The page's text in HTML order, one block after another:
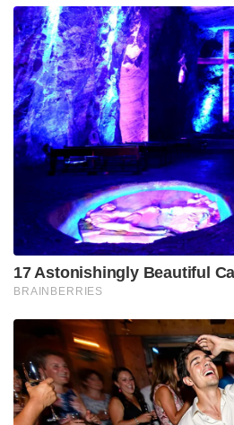
മാത്രം ധരിപ്പിച്ച്
ബെൽറ്റ്, മൊബൈൽ ചാർജർ
ഉപയോഗിച്ച് മർദ്ദിക്കുകയും
ചെയ്തതായാണ് ആരോപണം.
അപമാനവും മൂലമുണ്ടായ
സിദ്ധാർത്ഥനെ
കുടുംബം ആരോപിക്കുന്നു.
ശരീരത്തിലെ മുറിവുകളും
സംശയാസ്പദമായ
വിശദമായ അന്വേഷണം
കുടുംബത്തെ പ്രേരിപ്പിച്ചത്.
വിവാദങ്ങളും കോടതി
കേസിന്റെ തുടക്കം മുതൽ
കേസ് അട്ടിമറിക്കാനും
ആരോപണമുയർന്നിരുന്നു.
പ്രവർത്തകരായ പ്രതികളെ
പോലീസും ചില അദ്ധ്യാപക